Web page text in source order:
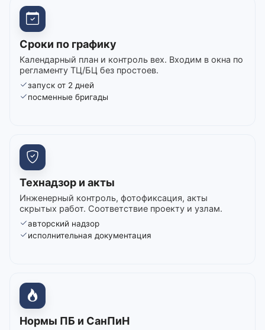
Сроки по графику
Календарный план и контроль вех. Входим в окна по
регламенту ТЦ/БЦ без простоев.
запуск от 2 дней
посменные бригады
Технадзор и акты
Инженерный контроль, фотофиксация, акты
скрытых работ. Соответствие проекту и узлам.
авторский надзор
исполнительная документация
Нормы ПБ и СанПиН